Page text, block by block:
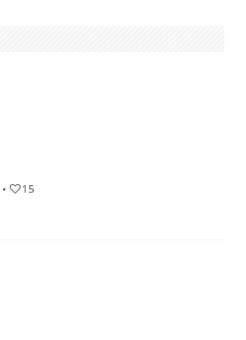
• 15